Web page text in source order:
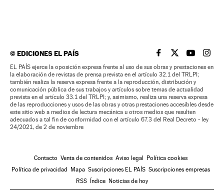
©EDICIONES EL PAÍS EL PAÍS BRASIL EN
EL PAÍSEL PAÍS
EL
EL PAÍS ejerce la oposición expresa frente al uso de sus obras y prestaciones en
la elaboración de revistas de prensa prevista en el artículo 32.1 del TRLPI;
también realiza la reserva expresa frente a la reproducción, distribución y
comunicación pública de sus trabajos y artículos sobre temas de actualidad
prevista en el artículo 33.1 del TRLPI; y, asimismo, realiza una reserva expresa
de las reproducciones y usos de las obras y otras prestaciones accesibles desde
este sitio web a medios de lectura mecánica u otros medios que resulten
adecuados a tal fin de conformidad con el artículo 67.3 del Real Decreto - ley
24/2021, de 2 de noviembre
Contacto Venta de contenidos Aviso legal
Política cookies
Política de privacidad
Mapa Suscripciones EL PAÍS Suscripciones empresas
RSS
Índice Noticias de hoy